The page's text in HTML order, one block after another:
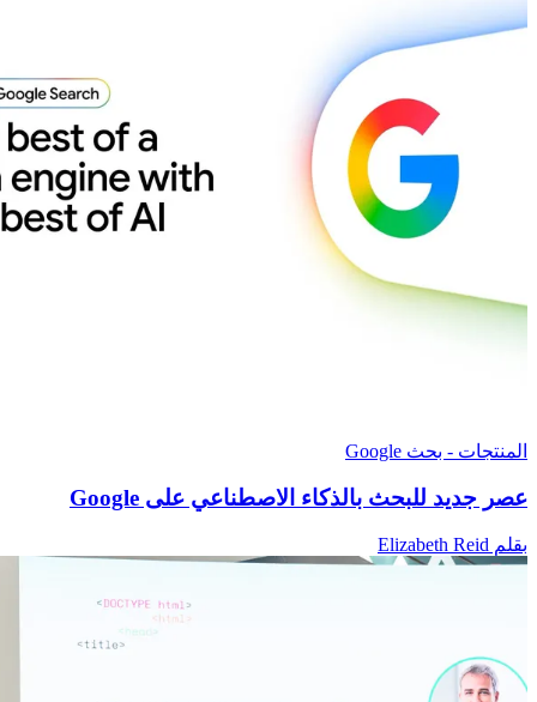
المنتجات - بحث Google
عصر جديد للبحث بالذكاء الاصطناعي على Google
بقلم Elizabeth Reid